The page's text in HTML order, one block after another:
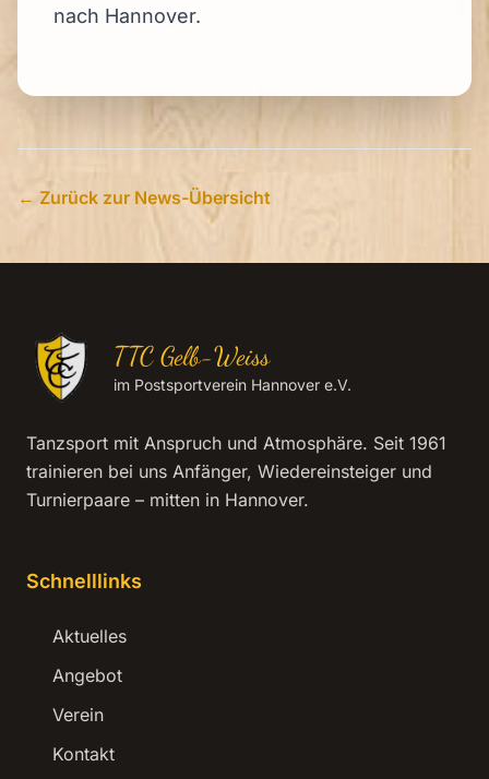
nach Hannover.
← Zurück zur News-Übersicht
TTC Gelb-Weiss
im Postsportverein Hannover e.V.
Tanzsport mit Anspruch und Atmosphäre. Seit 1961
trainieren bei uns Anfänger, Wiedereinsteiger und
Turnierpaare – mitten in Hannover.
Schnelllinks
Aktuelles
Angebot
Verein
Kontakt